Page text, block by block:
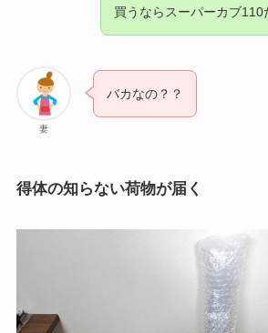
買うならスーパーカブ110
妻
バカなの？？
得体の知らない荷物が届く